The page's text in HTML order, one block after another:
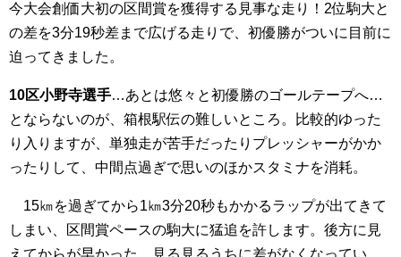
今大会創価大初の区間賞を獲得する見事な走り！2位駒大と
の差を3分19秒差まで広げる走りで、初優勝がついに目前に
迫ってきました。
10区小野寺選手…あとは悠々と初優勝のゴールテープへ…
とならないのが、箱根駅伝の難しいところ。比較的ゆった
り入りますが、単独走が苦手だったりプレッシャーがかか
ったりして、中間点過ぎで思いのほかスタミナを消耗。
15㎞を過ぎてから1㎞3分20秒もかかるラップが出てきて
しまい、区間賞ペースの駒大に猛追を許します。後方に見
えてからが早かった。見る見るうちに差がなくなってい